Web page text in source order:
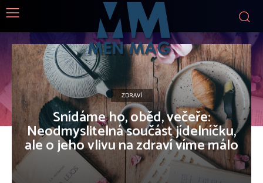
ZDRAVÍ
Snídáme ho, oběd, večeře:
Neodmyslitelná součást jídelníčku,
ale o jeho vlivu na zdraví víme málo